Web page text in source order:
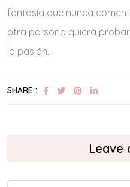
fantasía que nunca
otra persona quiera
la pasión.
SHARE :
Leave